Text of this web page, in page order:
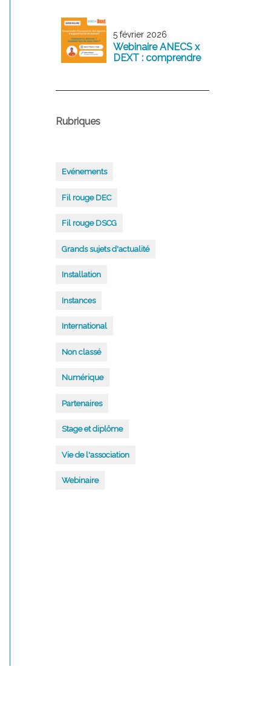
5 février 2026
Webinaire ANECS x
DEXT : comprendre
comptables
Rubriques
Evénements
Fil rouge DEC
Fil rouge DSCG
Grands sujets d'actualité
Installation
Instances
International
Non classé
Numérique
Partenaires
Stage et diplôme
Vie de l'association
Webinaire